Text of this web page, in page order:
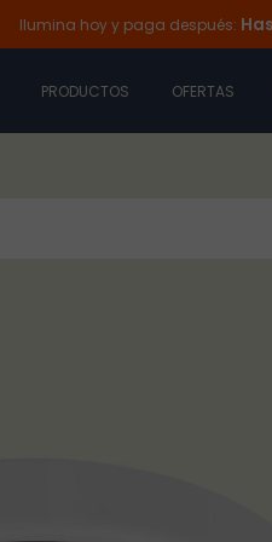
hoy y paga después:Hasta 12
PRODUCTOS OFERTAS